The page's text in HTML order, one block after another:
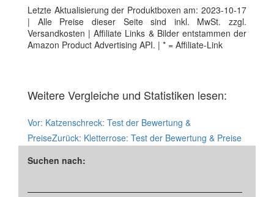
Letzte Aktualisierung der Produktboxen am: 2023-10-17
| Alle Preise dieser Seite sind inkl. MwSt. zzgl.
Versandkosten | Affiliate Links & Bilder entstammen der
Amazon Product Advertising API. | * = Affiliate-Link
Weitere Vergleiche und Statistiken lesen:
Vor: Katzenschreck: Test der Bewertung &
PreiseZurück: Kletterrose: Test der Bewertung & Preise
Suchen nach: